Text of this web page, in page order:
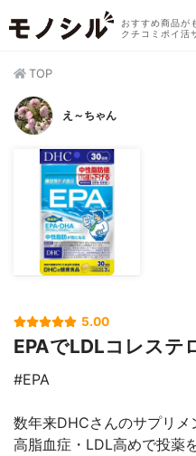
おすすめ商品が
クチコミポイ活
TOP
え～ちゃん
5.00
EPAでLDLコレステ
#EPA
数年来DHCさんのサプリメ
高脂血症・LDL高めで投薬